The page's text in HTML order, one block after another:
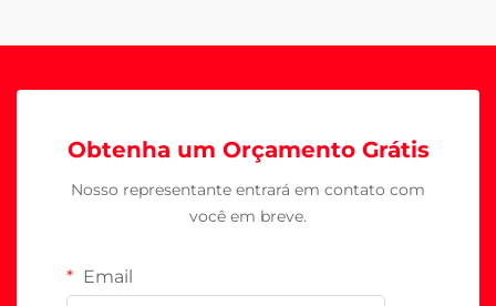
Obtenha um Orçamento Grátis
Nosso representante entrará em contato com
você em breve.
Email